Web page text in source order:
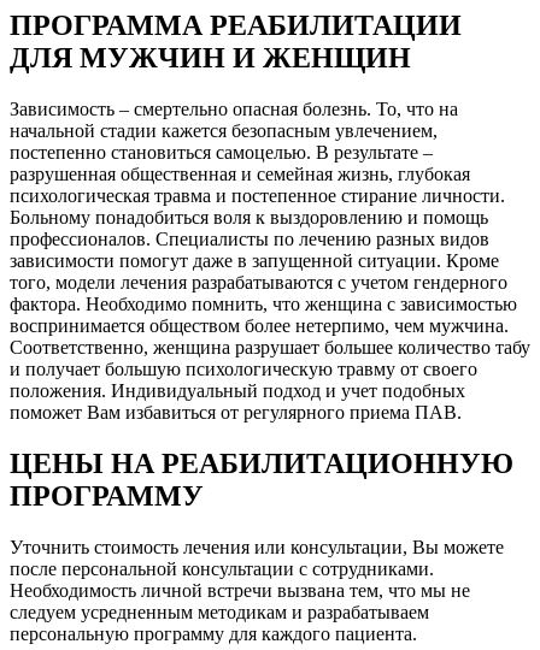
ПРОГРАММА РЕАБИЛИТАЦИИ
ДЛЯ МУЖЧИН И ЖЕНЩИН
Зависимость – смертельно опасная болезнь. То, что на
начальной стадии кажется безопасным увлечением,
постепенно становиться самоцелью. В результате –
разрушенная общественная и семейная жизнь, глубокая
психологическая травма и постепенное стирание личности.
Больному понадобиться воля к выздоровлению и помощь
профессионалов. Специалисты по лечению разных видов
зависимости помогут даже в запущенной ситуации. Кроме
того, модели лечения разрабатываются с учетом гендерного
фактора. Необходимо помнить, что женщина с зависимостью
воспринимается обществом более нетерпимо, чем мужчина.
Соответственно, женщина разрушает большее количество табу
и получает большую психологическую травму от своего
положения. Индивидуальный подход и учет подобных
поможет Вам избавиться от регулярного приема ПАВ.
ЦЕНЫ НА РЕАБИЛИТАЦИОННУЮ
ПРОГРАММУ
Уточнить стоимость лечения или консультации, Вы можете
после персональной консультации с сотрудниками.
Необходимость личной встречи вызвана тем, что мы не
следуем усредненным методикам и разрабатываем
персональную программу для каждого пациента.